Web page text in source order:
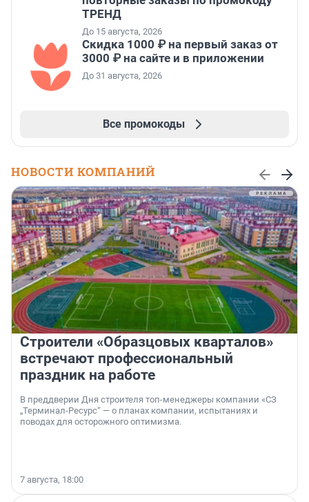
ТРЕНД
До 15 августа, 2026
Скидка 1000 ₽ на первый заказ от
3000 ₽ на сайте и в приложении
До 31 августа, 2026
Все промокоды
НОВОСТИ КОМПАНИЙ
Строители «Образцовых кварталов»
встречают профессиональный
праздник на работе
В преддверии Дня строителя топ-менеджеры компании «СЗ
„Терминал-Ресурс“ — о планах компании, испытаниях и
поводах для осторожного оптимизма.
7 августа, 18:00